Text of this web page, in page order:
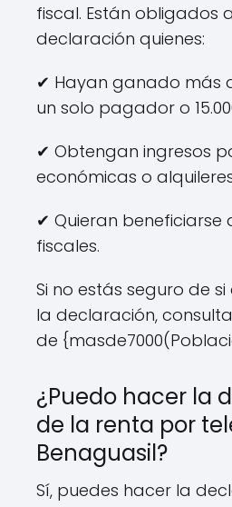
fiscal. Están obligados
declaración quienes:
✔ Hayan ganado más
un solo pagador o
✔ Obtengan ingresos
económicas o
✔ Quieran beneficiarse
fiscales.
Si no estás seguro de
la declaración,
de
¿Puedo hacer la
de la renta por
Benaguasil?
Sí, puedes hacer la